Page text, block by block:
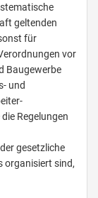
geltenden
für
vor
Baugewerbe
und
Regelungen
gesetzliche
organisiert sind,